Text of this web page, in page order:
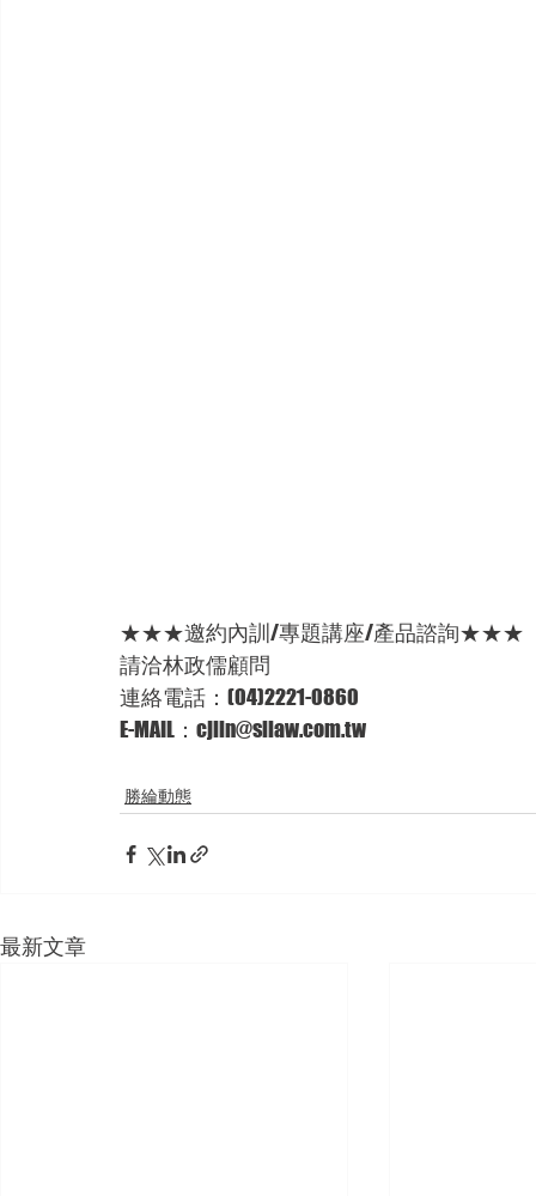
★★★邀約內訓/專題講座/產品諮詢★★★
請洽林政儒顧問
連絡電話：(04)2221-0860
E-MAIL：cjlin@sllaw.com.tw
勝綸動態
最新文章